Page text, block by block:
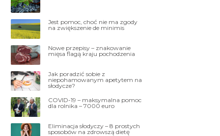
Jest pomoc, choć nie ma zgody
na zwiększenie de minimis
Nowe przepisy – znakowanie
mięsa flagą kraju pochodzenia
Jak poradzić sobie z
niepohamowanym apetytem na
słodycze?
COVID-19 – maksymalna pomoc
dla rolnika – 7000 euro
Eliminacja słodyczy – 8 prostych
sposobów na zdrowszą dietę